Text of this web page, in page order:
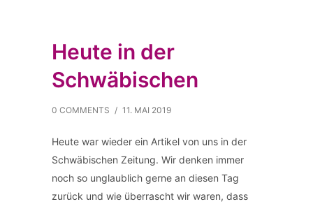
Heute in der
Schwäbischen
0 COMMENTS / 11. MAI 2019
Heute war wieder ein Artikel von uns in der
Schwäbischen Zeitung. Wir denken immer
noch so unglaublich gerne an diesen Tag
zurück und wie überrascht wir waren, dass